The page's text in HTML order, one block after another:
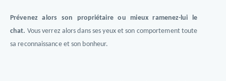
Prévenez alors son propriétaire ou mieux ramenez-lui le
chat. Vous verrez alors dans ses yeux et son comportement toute
sa reconnaissance et son bonheur.